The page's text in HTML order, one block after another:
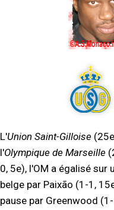
L'Union Saint-Gilloise
l'Olympique de Marseille
0, 5e), l'OM a égalisé sur
belge par Paixão (1-1,
pause par Greenwood